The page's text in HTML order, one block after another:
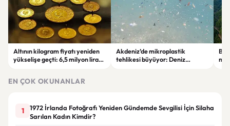
Altının kilogram fiyatı yeniden
yükselişe geçti: 6,5 milyon lirayı
Akdeniz’de mikroplastik
tehlikesi büyüyor: Deniz
EN ÇOK OKUNANLAR
1
1972 İrlanda Fotoğrafı Yeniden Gündemde Sevgilisi İçin Silaha
Sarılan Kadın Kimdir?